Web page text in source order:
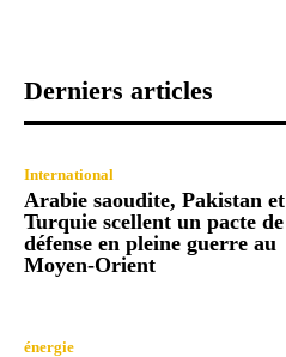
Derniers articles
International
Arabie saoudite, Pakistan et
Turquie scellent un pacte de
défense en pleine guerre au
Moyen-Orient
énergie